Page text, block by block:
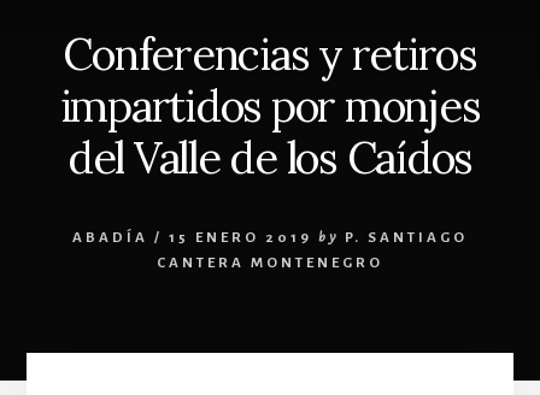
Conferencias y retiros
impartidos por monjes
del Valle de los Caídos
ABADÍA / 15 ENERO 2019 by
P. SANTIAGO
CANTERA MONTENEGRO